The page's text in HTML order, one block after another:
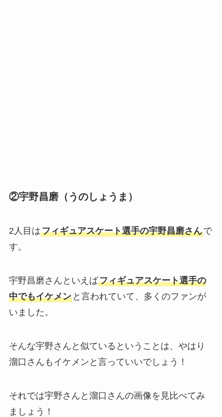
②宇野昌磨（うのしょうま）
2人目はフィギュアスケート選手の宇野昌磨さんで
す。
宇野昌磨さんといえばフィギュアスケート選手の
中でもイケメンと言われていて、多くのファンが
いました。
そんな宇野さんと似ているということは、やはり
溜口さんもイケメンと言っていいでしょう！
それでは宇野さんと溜口さんの画像を見比べてみ
ましょう！